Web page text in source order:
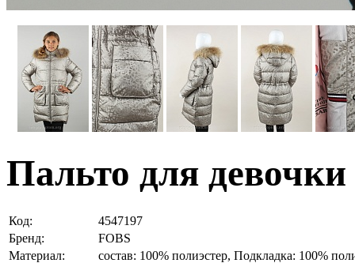
Пальто для
Код:
4547197
Бренд:
FOBS
Материал:
состав: 100% полиэстер, Подкладка: 100%